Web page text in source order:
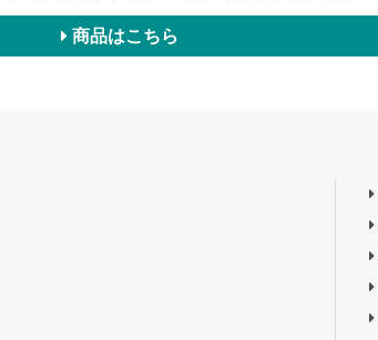
商品はこちら